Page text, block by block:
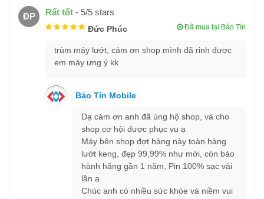
iPhone 15 Pro được trang bị nút Action (tác vụ) mới giống Apple
Watch Ultra, để thay thế cho cần gạt rung của các đời tiền
độ rung và im lặng. Tuy nhiên, người dùng có thể tùy chỉnh nút
này cho các tính năng khác, có thể kể đến như mở camera,
ứng dụng phím tắt, dịch thuật, … Điều này mang tới trải nghiệm
hết sức tiện lợi khi bạn có thể sử dụng chỉ một phím cứng duy
nhất để chụp hình và các tính năng khác.
Thể hiện đẳng cấp chưa từng có với Apple A17
Năm nay, Apple sử dụng con chip A17 Pro cho iPhone 15 Pro.
Rất tốt - 5/5 stars
ĐP
Đức Phúc Đã mua tại Bảo Tín
trùm máy lướt, cám ơn shop mình đã rinh được
em máy ưng ý kk
Bảo Tín Mobile
Dạ cám ơn anh đã ủng hộ shop, và cho
shop cơ hội được phục vụ ạ
Máy bên shop đợt hàng này toàn hàng
lướt keng, đẹp 99,99% như mới, còn bảo
hành hãng gần 1 năm, Pin 100% sạc vài
lần ạ
Chúc anh có nhiều sức khỏe và niềm vui